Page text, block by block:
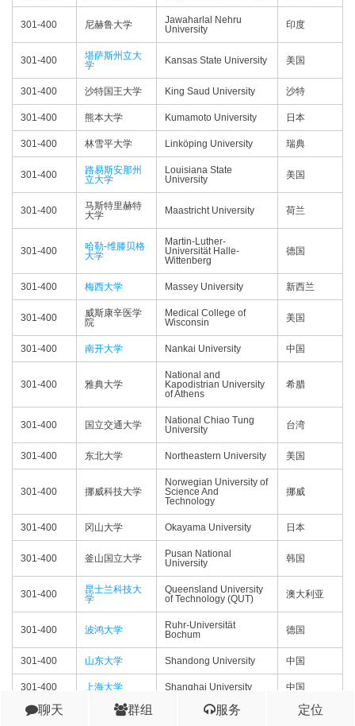
301-400 尼赫鲁大学
Jawaharlal Nehru
University
印度
301-400
堪萨斯州立大
学
Kansas State University 美国
301-400 沙特国王大学 King Saud University 沙特
301-400 熊本大学 Kumamoto University 日本
301-400 林雪平大学 Linköping University 瑞典
301-400
路易斯安那州
立大学
Louisiana State
University
美国
301-400
马斯特里赫特
大学
Maastricht University 荷兰
301-400
哈勒-维滕贝格
大学
Martin-Luther-
Universität Halle-
Wittenberg
德国
301-400 梅西大学 Massey University 新西兰
301-400
威斯康辛医学
院
Medical College of
Wisconsin
美国
301-400 南开大学 Nankai University 中国
301-400 雅典大学
National and
Kapodistrian University
of Athens
希腊
301-400 国立交通大学
National Chiao Tung
University
台湾
301-400 东北大学 Northeastern University 美国
301-400 挪威科技大学
Norwegian University of
Science And
Technology
挪威
301-400 冈山大学 Okayama University 日本
301-400 釜山国立大学
Pusan National
University
韩国
301-400
昆士兰科技大
学
Queensland University
of Technology (QUT)
澳大利亚
301-400 波鸿大学
Ruhr-Universität
Bochum
德国
301-400 山东大学 Shandong University 中国
301-400 上海大学 Shanghai University 中国
301-400 四川大学 Sichuan University 中国
聊天 群组 服务 定位